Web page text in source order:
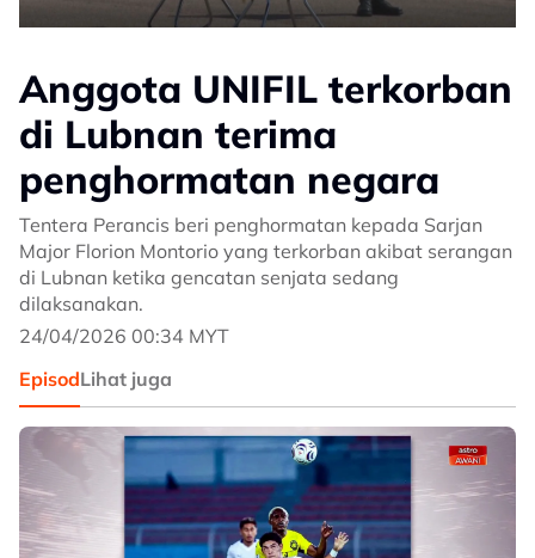
Anggota UNIFIL terkorban
di Lubnan terima
penghormatan negara
Tentera Perancis beri penghormatan kepada Sarjan
Major Florion Montorio yang terkorban akibat serangan
di Lubnan ketika gencatan senjata sedang
dilaksanakan.
24/04/2026 00:34 MYT
EpisodLihat juga